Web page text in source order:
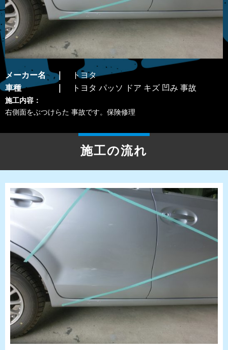
メーカー名
トヨタ
車種
トヨタ パッソ ドア キズ 凹み 事故
施工内容：
右側面をぶつけらた 事故です。保険修理
施工の流れ